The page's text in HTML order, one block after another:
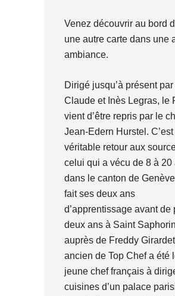
Venez découvrir au bord
une autre carte dans une
ambiance.
Dirigé jusqu’à présent par
Claude et Inès Legras, le
vient d’être repris par le
Jean-Edern Hurstel. C’est
véritable retour aux
celui qui a vécu de 8 à 20
dans le canton de
fait ses deux ans
d’apprentissage avant de
deux ans à Saint Saphorin
auprès de Freddy
ancien de Top Chef a été
jeune chef français à
cuisines d’un palace